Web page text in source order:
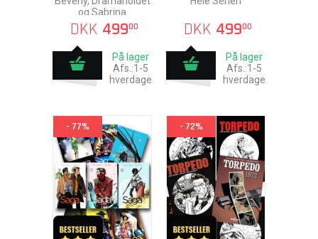
og Sabrina
DKK 49900
På lager
Afs.:1-5
hverdage
DKK 49900
På lager
Afs.:1-5
hverdage
- 77% - 72%